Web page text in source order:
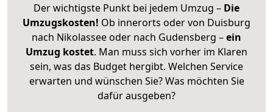
Der wichtigste Punkt bei jedem Umzug – Die
Umzugskosten! Ob innerorts oder von Duisburg
nach Nikolassee oder nach Gudensberg –ein
Umzug kostet. Man muss sich vorher im Klaren
sein, was das Budget hergibt. Welchen Service
erwarten und wünschen Sie? Was möchten Sie
dafür ausgeben?